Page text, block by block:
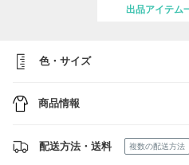
- 手元に在庫あり◎の商品は、再度検
- お取り寄せ商品の場合は、商品の
■ 買付けは全てブランド直営店、直
■ 出品商品以外にもお探しの商品の
出品アイテム
色・サイズ
商品情報
配送方法・送料 複数の配送方法